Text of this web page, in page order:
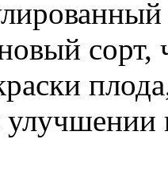
сорт,
улучшении